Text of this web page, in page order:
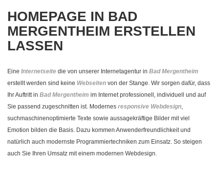
HOMEPAGE IN BAD
MERGENTHEIM ERSTELLEN
LASSEN
Eine Internetseite die von unserer Internetagentur in Bad Mergentheim
erstellt werden sind keine Webseiten von der Stange. Wir sorgen dafür, dass
Ihr Auftritt in Bad Mergentheim im Internet professionell, individuell und auf
Sie passend zugeschnitten ist. Modernes responsive Webdesign,
suchmaschinenoptimierte Texte sowie aussagekräftige Bilder mit viel
Emotion bilden die Basis. Dazu kommen Anwenderfreundlichkeit und
natürlich auch modernste Programmiertechniken zum Einsatz. So steigen
auch Sie Ihren Umsatz mit einem modernen Webdesign.